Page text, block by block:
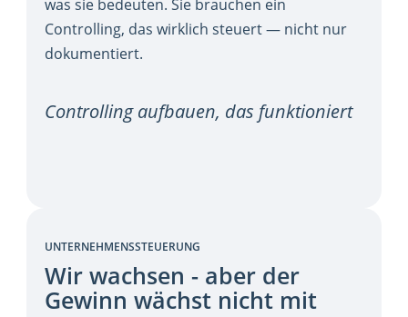
was sie bedeuten. Sie brauchen ein
Controlling, das wirklich steuert — nicht nur
dokumentiert.
Controlling aufbauen, das funktioniert
UNTERNEHMENSSTEUERUNG
Wir wachsen - aber der
Gewinn wächst nicht mit